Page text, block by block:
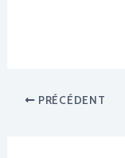
PRÉCÉDENT